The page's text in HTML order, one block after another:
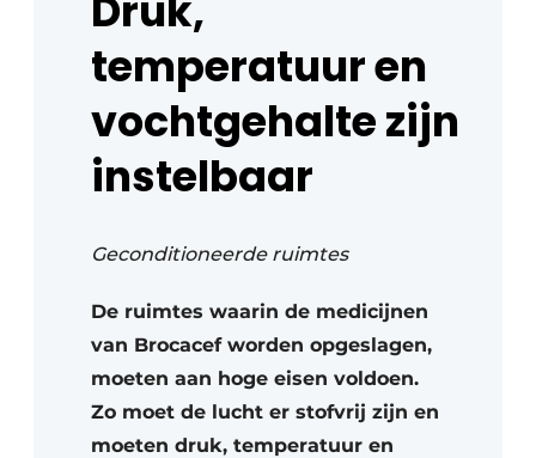
temperatuur en
vochtgehalte zijn
instelbaar
Geconditioneerde ruimtes
De ruimtes waarin de medicijnen
van Brocacef worden opgeslagen,
moeten aan hoge eisen voldoen.
Zo moet de lucht er stofvrij zijn en
moeten druk, temperatuur en